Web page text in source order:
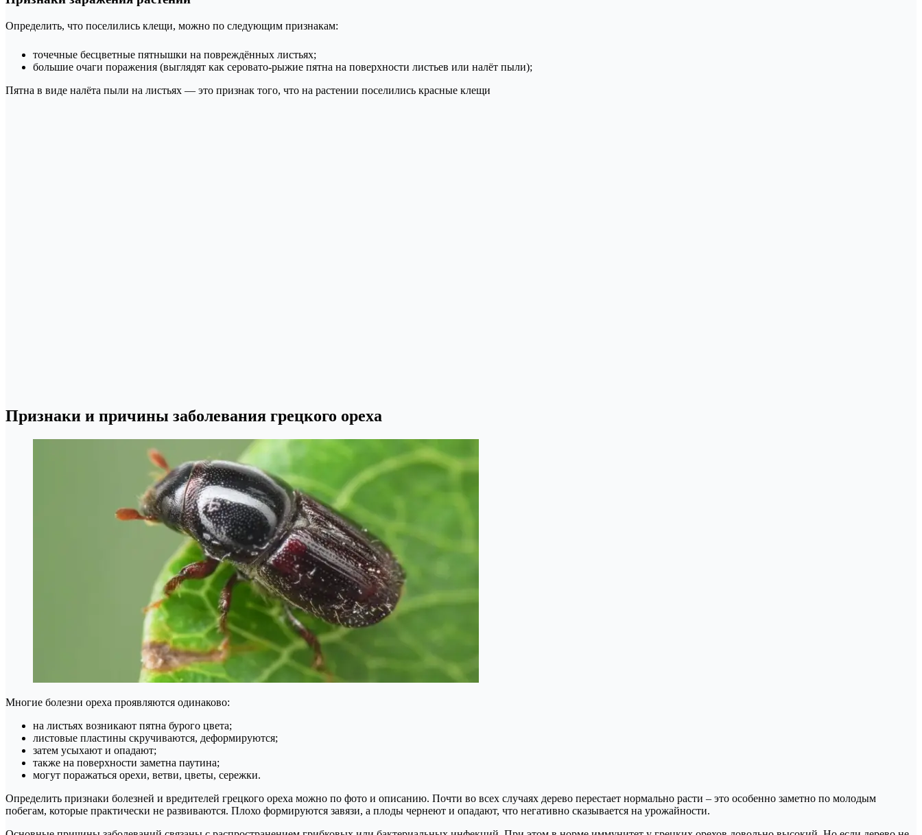
Определить, что поселились клещи, можно по следующим признакам:
точечные бесцветные пятнышки на повреждённых листьях;
большие очаги поражения (выглядят как серовато-рыжие пятна на поверхности листьев или налёт пыли);
Пятна в виде налёта пыли на листьях — это признак того, что на растении поселились красные клещи
Признаки и причины заболевания грецкого ореха
Многие болезни ореха проявляются одинаково:
на листьях возникают пятна бурого цвета;
листовые пластины скручиваются, деформируются;
затем усыхают и опадают;
также на поверхности заметна паутина;
могут поражаться орехи, ветви, цветы, сережки.
Определить признаки болезней и вредителей грецкого ореха можно по фото и описанию. Почти во всех случаях дерево перестает нормально расти – это особенно заметно по молодым
побегам, которые практически не развиваются. Плохо формируются завязи, а плоды чернеют и опадают, что негативно сказывается на урожайности.